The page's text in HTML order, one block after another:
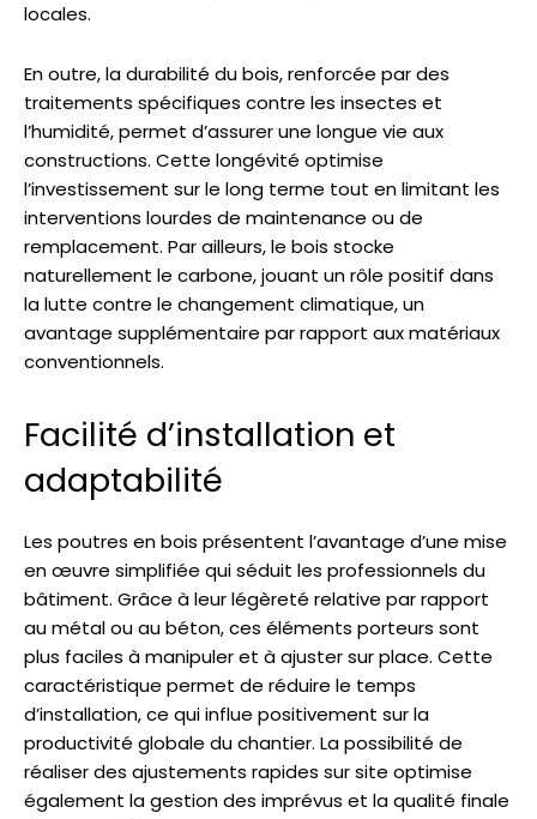
locales.
En outre, la durabilité du bois, renforcée par des
traitements spécifiques contre les insectes et
l’humidité, permet d’assurer une longue vie aux
constructions. Cette longévité optimise
l’investissement sur le long terme tout en limitant les
interventions lourdes de maintenance ou de
remplacement. Par ailleurs, le bois stocke
naturellement le carbone, jouant un rôle positif dans
la lutte contre le changement climatique, un
avantage supplémentaire par rapport aux matériaux
conventionnels.
Facilité d’installation et
adaptabilité
Les poutres en bois présentent l’avantage d’une mise
en œuvre simplifiée qui séduit les professionnels du
bâtiment. Grâce à leur légèreté relative par rapport
au métal ou au béton, ces éléments porteurs sont
plus faciles à manipuler et à ajuster sur place. Cette
caractéristique permet de réduire le temps
d’installation, ce qui influe positivement sur la
productivité globale du chantier. La possibilité de
réaliser des ajustements rapides sur site optimise
également la gestion des imprévus et la qualité finale